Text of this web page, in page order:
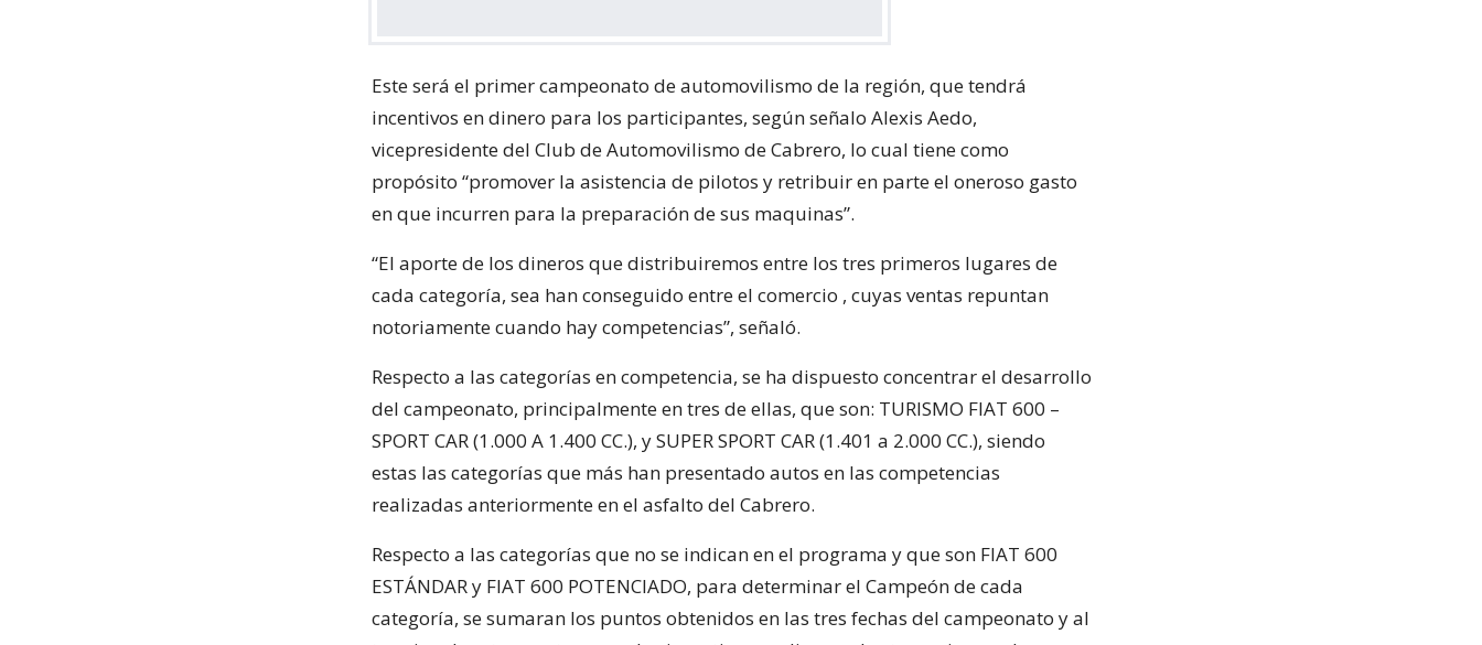
Este será el primer campeonato de automovilismo de la región, que tendrá
incentivos en dinero para los participantes, según señalo Alexis Aedo,
vicepresidente del Club de Automovilismo de Cabrero, lo cual tiene como
propósito “promover la asistencia de pilotos y retribuir en parte el oneroso gasto
en que incurren para la preparación de sus maquinas”.
“El aporte de los dineros que distribuiremos entre los tres primeros lugares de
cada categoría, sea han conseguido entre el comercio , cuyas ventas repuntan
notoriamente cuando hay competencias”, señaló.
Respecto a las categorías en competencia, se ha dispuesto concentrar el desarrollo
del campeonato, principalmente en tres de ellas, que son: TURISMO FIAT 600 –
SPORT CAR (1.000 A 1.400 CC.), y SUPER SPORT CAR (1.401 a 2.000 CC.), siendo
estas las categorías que más han presentado autos en las competencias
realizadas anteriormente en el asfalto del Cabrero.
Respecto a las categorías que no se indican en el programa y que son FIAT 600
ESTÁNDAR y FIAT 600 POTENCIADO, para determinar el Campeón de cada
categoría, se sumaran los puntos obtenidos en las tres fechas del campeonato y al